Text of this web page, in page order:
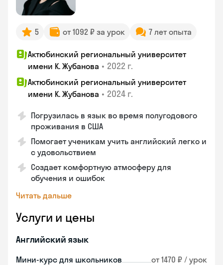
5 от 1092 ₽ за урок 7 лет опыта
Актюбинский региональный университет
имени К. Жубанова • 2022 г.
Актюбинский региональный университет
имени К. Жубанова • 2024 г.
Погрузилась в язык во время полугодового
проживания в США
Помогает ученикам учить английский легко и
с удовольствием
Создает комфортную атмосферу для
обучения и ошибок
Читать дальше
Услуги и цены
Английский язык
Мини-курс для школьников от 1470 ₽ / урок